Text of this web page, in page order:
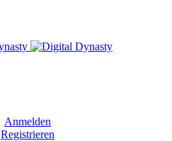
Anmelden
Registrieren